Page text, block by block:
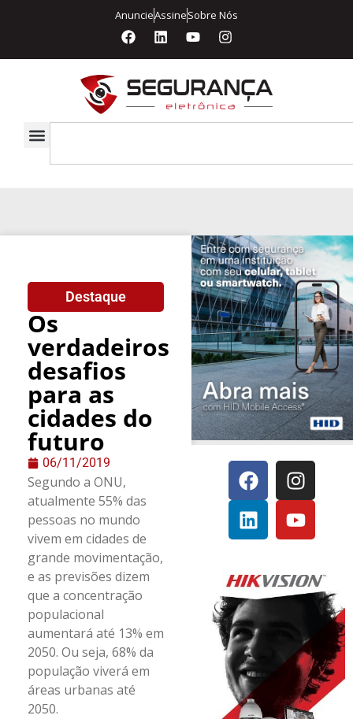
AnuncieAssineSobre Nós
Destaque
Os
verdadeiros
desafios
para as
cidades do
futuro
06/11/2019
Segundo a ONU,
atualmente 55% das
pessoas no mundo
vivem em cidades de
grande movimentação,
e as previsões dizem
que a concentração
populacional
aumentará até 13% em
2050. Ou seja, 68% da
população viverá em
áreas urbanas até
2050.